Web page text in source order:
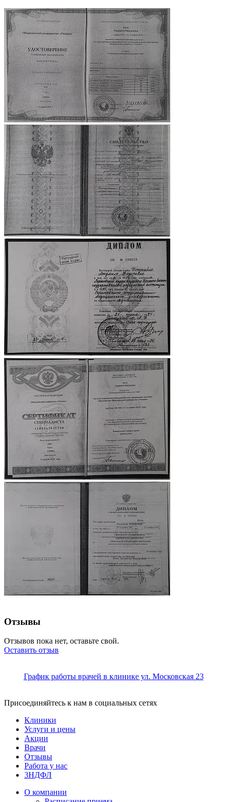
Отзывы
Отзывов пока нет, оставьте свой.
Оставить отзыв
График работы врачей в клинике ул. Московская 23
Присоединяйтесь к нам в социальных сетях
Клиники
Услуги и цены
Акции
Врачи
Отзывы
Работа у нас
3НДФЛ
О компании